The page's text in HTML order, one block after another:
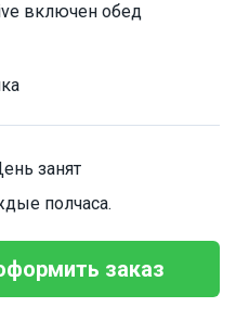
включен обед
занят
полчаса.
заказ